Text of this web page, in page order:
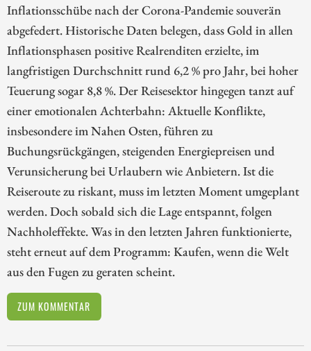
Inflationsschübe nach der Corona-Pandemie souverän
abgefedert. Historische Daten belegen, dass Gold in allen
Inflationsphasen positive Realrenditen erzielte, im
langfristigen Durchschnitt rund 6,2 % pro Jahr, bei hoher
Teuerung sogar 8,8 %. Der Reisesektor hingegen tanzt auf
einer emotionalen Achterbahn: Aktuelle Konflikte,
insbesondere im Nahen Osten, führen zu
Buchungsrückgängen, steigenden Energiepreisen und
Verunsicherung bei Urlaubern wie Anbietern. Ist die
Reiseroute zu riskant, muss im letzten Moment umgeplant
werden. Doch sobald sich die Lage entspannt, folgen
Nachholeffekte. Was in den letzten Jahren funktionierte,
steht erneut auf dem Programm: Kaufen, wenn die Welt
aus den Fugen zu geraten scheint.
ZUM KOMMENTAR